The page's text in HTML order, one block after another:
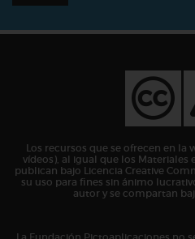
Los recursos que se ofrecen en
vídeos), al igual que los Materiales
publican bajo Licencia Creative
su uso para fines sin ánimo
autor y se compartan